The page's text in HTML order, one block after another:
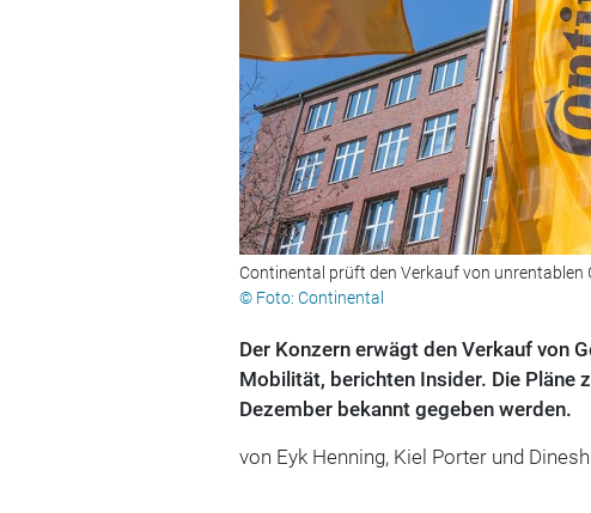
Continental prüft den Verkauf von unrentablen
© Foto: Continental
Der Konzern erwägt den Verkauf von
Mobilität, berichten Insider. Die Pläne
Dezember bekannt gegeben werden.
von Eyk Henning, Kiel Porter und